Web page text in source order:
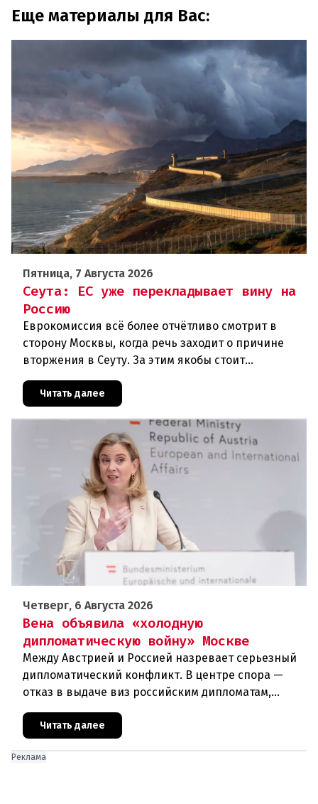
Еще материалы для Вас:
Пятница, 7 Августа 2026
Сеута: ЕС уже перекладывает вину на
Россию
Еврокомиссия всё более отчётливо смотрит в
сторону Москвы, когда речь заходит о причине
вторжения в Сеуту. За этим якобы стоит
дней около 72 000 человек п
Читать далее
Четверг, 6 Августа 2026
Вена объявила «холодную
дипломатическую войну» Москве
Между Австрией и Россией назревает серьезный
дипломатический конфликт. В центре спора —
отказ в выдаче виз российским дипломатам,
международных организаций, которые
Читать далее
Реклама